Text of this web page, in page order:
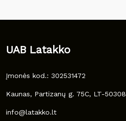
UAB Latakko
Įmonės kod.: 302531472
Kaunas, Partizanų g. 75C, LT-50308
info@latakko.lt